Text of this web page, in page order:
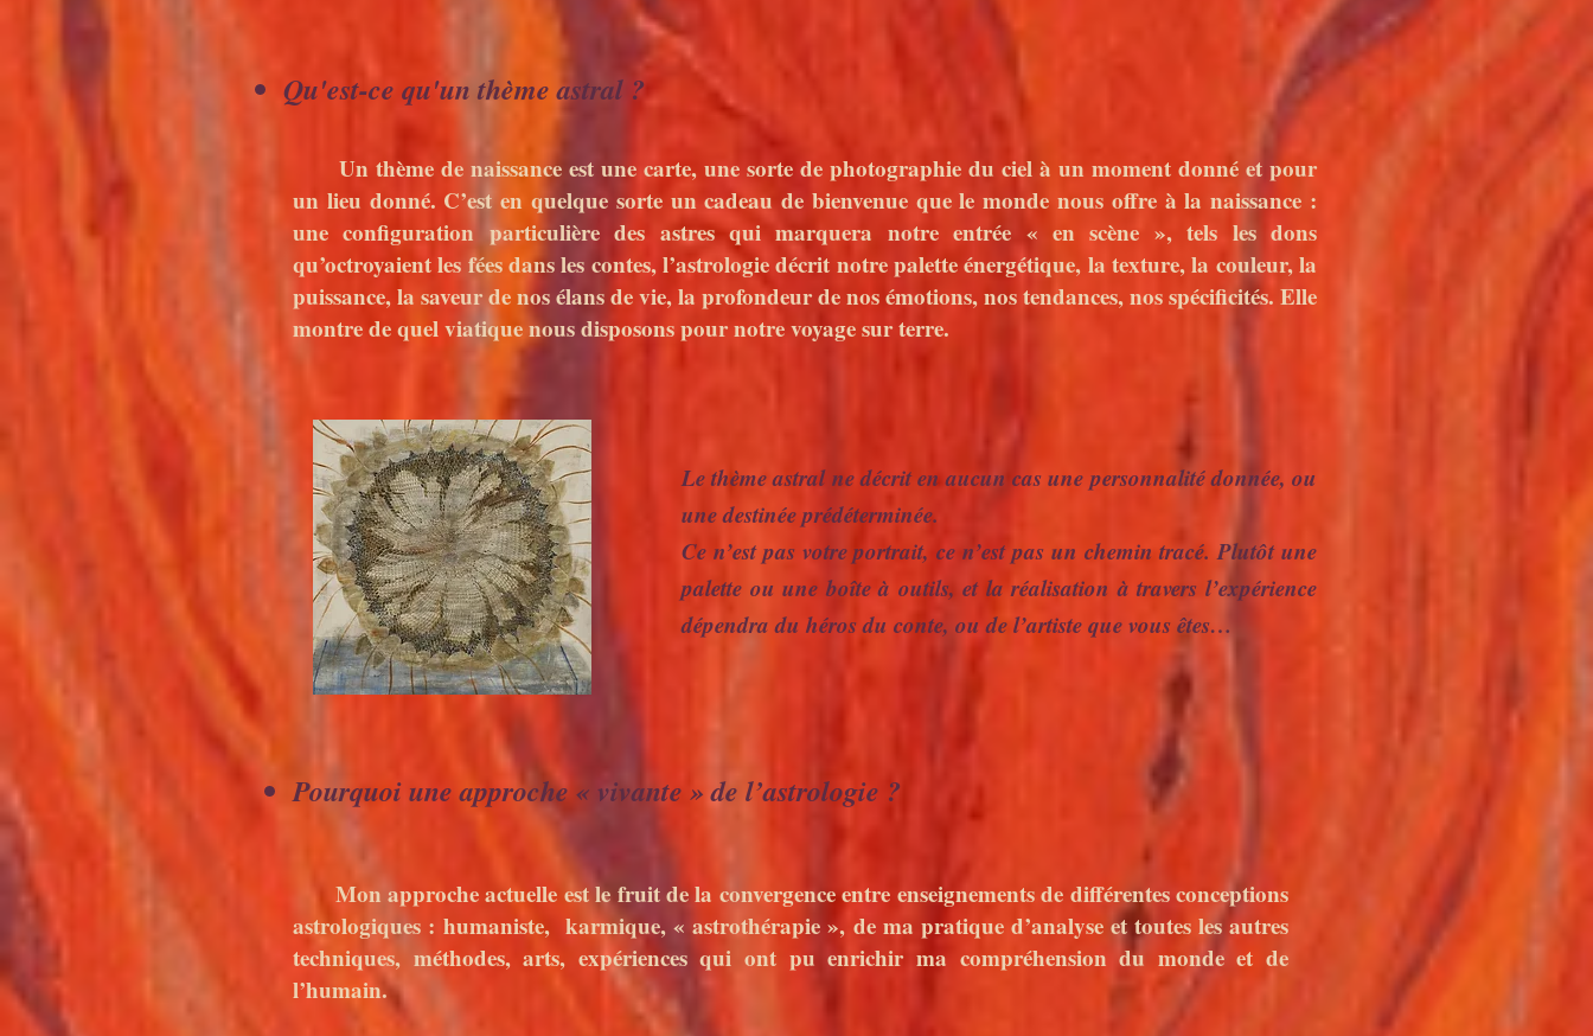
Qu'est-ce qu'un thème astral ?
Un thème de naissance est une carte, une sorte de photographie du ciel à un moment donné et pour
un lieu donné. C’est en quelque sorte un cadeau de bienvenue que le monde nous offre à la naissance :
une configuration particulière des astres qui marquera notre entrée « en scène », tels les dons
qu’octroyaient les fées dans les contes, l’astrologie décrit notre palette énergétique, la texture, la couleur, la
puissance, la saveur de nos élans de vie, la profondeur de nos émotions, nos tendances, nos spécificités. Elle
montre de quel viatique nous disposons pour notre voyage sur terre.
Le thème astral ne décrit en aucun cas une personnalité donnée, ou
une destinée prédéterminée.
Ce n’est pas votre portrait, ce n’est pas un chemin tracé. Plutôt une
palette ou une boîte à outils, et la réalisation à travers l’expérience
dépendra du héros du conte, ou de l’artiste que vous êtes…
Pourquoi une approche « vivante » de l’astrologie ?
Mon approche actuelle est le fruit de la convergence entre enseignements de différentes conceptions
astrologiques : humaniste, karmique, « astrothérapie », de ma pratique d’analyse et toutes les autres
techniques, méthodes, arts, expériences qui ont pu enrichir ma compréhension du monde et de
l’humain.